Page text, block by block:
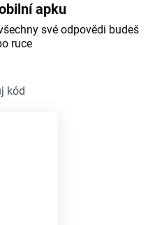
apku
své odpovědi budeš
ruce
kód